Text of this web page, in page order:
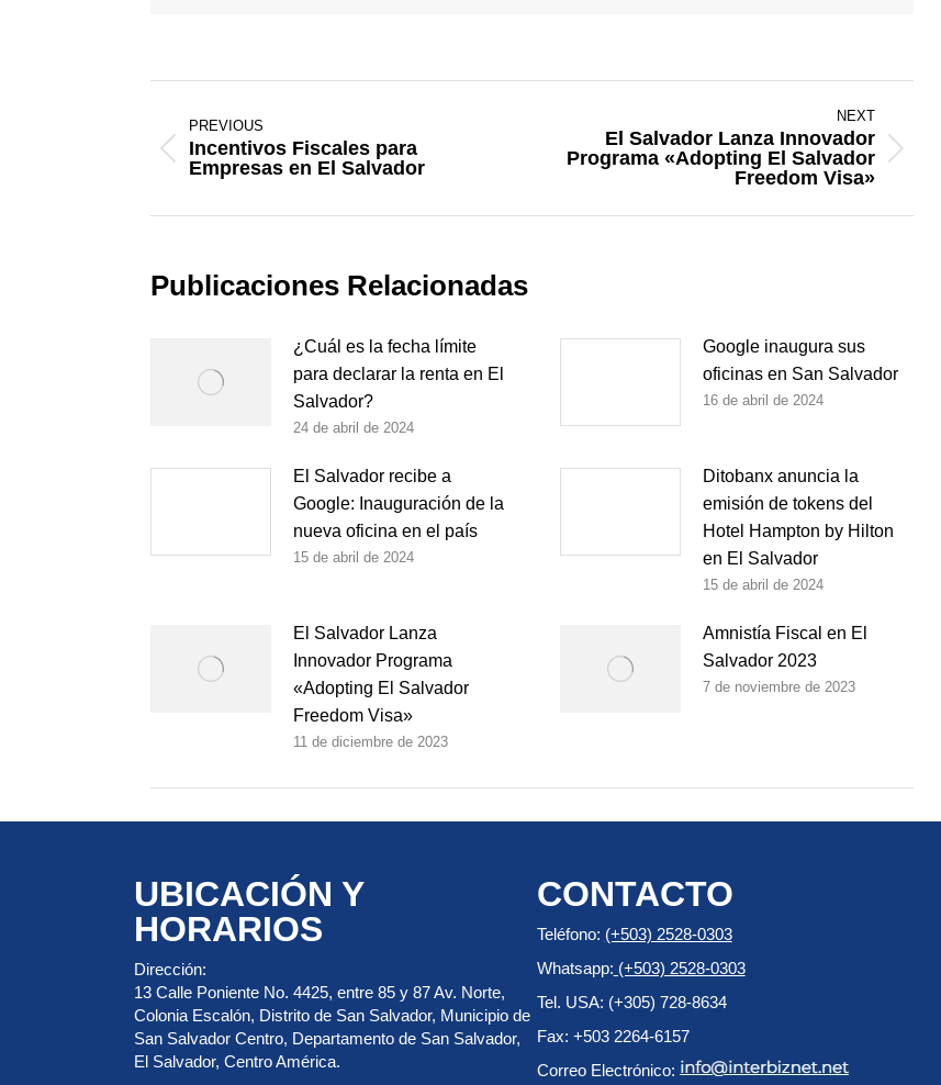
navigation
PREVIOUS
Previous
Incentivos Fiscales para
Empresas en El Salvador
NEXT
Next
El Salvador Lanza Innovador
Programa «Adopting El Salvador
Freedom Visa»
Publicaciones Relacionadas
¿Cuál es la fecha límite
para declarar la renta en El
Salvador?
24 de abril de 2024
Google inaugura sus
oficinas en San Salvador
16 de abril de 2024
El Salvador recibe a
Google: Inauguración de la
nueva oficina en el país
15 de abril de 2024
Ditobanx anuncia la
emisión de tokens del
Hotel Hampton by Hilton
en El Salvador
15 de abril de 2024
El Salvador Lanza
Innovador Programa
«Adopting El Salvador
Freedom Visa»
11 de diciembre de 2023
Amnistía Fiscal en El
Salvador 2023
7 de noviembre de 2023
UBICACIÓN Y
HORARIOS
Dirección:
13 Calle Poniente No. 4425, entre 85 y 87 Av. Norte,
Colonia Escalón, Distrito de San Salvador, Municipio de
San Salvador Centro, Departamento de San Salvador,
El Salvador, Centro América.
CONTACTO
Teléfono: (+503) 2528-0303
Whatsapp: (+503) 2528-0303
Tel. USA: (+305) 728-8634
Fax: +503 2264-6157
Correo Electrónico: